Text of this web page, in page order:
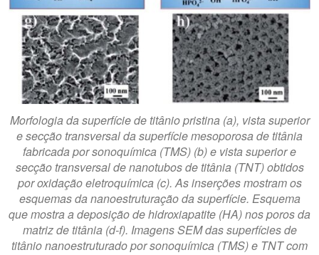
Morfologia da superfície de titânio pristina (a), vista superior
e secção transversal da superfície mesoporosa de titânia
fabricada por sonoquímica (TMS) (b) e vista superior e
secção transversal de nanotubos de titânia (TNT) obtidos
por oxidação eletroquímica (c). As inserções mostram os
esquemas da nanoestruturação da superfície. Esquema
que mostra a deposição de hidroxiapatite (HA) nos poros da
matriz de titânia (d-f). Imagens SEM das superfícies de
titânio nanoestruturado por sonoquímica (TMS) e TNT com